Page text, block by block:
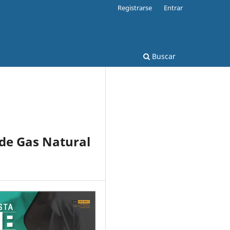
Buscar
Registrarse Entrar
Gas Natural